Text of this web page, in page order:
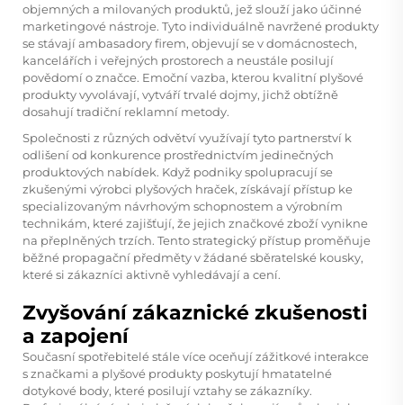
objemných a milovaných produktů, jež slouží jako účinné
marketingové nástroje. Tyto individuálně navržené produkty
se stávají ambasadory firem, objevují se v domácnostech,
kancelářích i veřejných prostorech a neustále posilují
povědomí o značce. Emoční vazba, kterou kvalitní plyšové
produkty vyvolávají, vytváří trvalé dojmy, jichž obtížně
dosahují tradiční reklamní metody.
Společnosti z různých odvětví využívají tyto partnerství k
odlišení od konkurence prostřednictvím jedinečných
produktových nabídek. Když podniky spolupracují se
zkušenými výrobci plyšových hraček, získávají přístup ke
specializovaným návrhovým schopnostem a výrobním
technikám, které zajišťují, že jejich značkové zboží vynikne
na přeplněných trzích. Tento strategický přístup proměňuje
běžné propagační předměty v žádané sběratelské kousky,
které si zákazníci aktivně vyhledávají a cení.
Zvyšování zákaznické zkušenosti
a zapojení
Současní spotřebitelé stále více oceňují zážitkové interakce
s značkami a plyšové produkty poskytují hmatatelné
dotykové body, které posilují vztahy se zákazníky.